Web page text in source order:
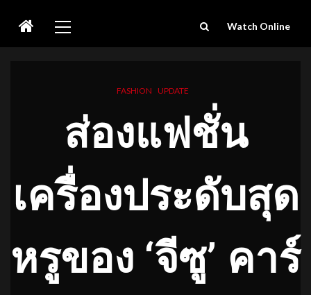
Menu
Watch Online
FASHION UPDATE
ส่องแฟชั่น
เครื่องประดับสุด
หรูของ ‘จีซู’ คาร์